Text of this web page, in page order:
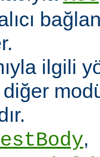
ilgili
diğer
,